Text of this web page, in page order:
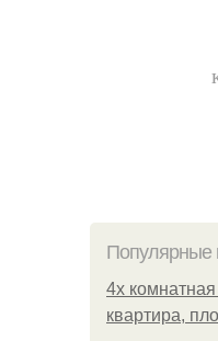
Популярные
4x
квартира,